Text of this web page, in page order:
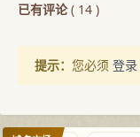
已有评论( 14 )
提示： 您必须 登录